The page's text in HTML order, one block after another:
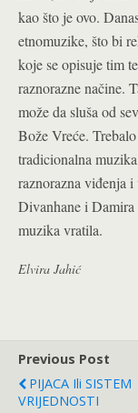
kao što je ovo.
etnomuzike, što bi
koje se opisuje tim
raznorazne načine.
može da sluša od
Bože Vreće.
tradicionalna
raznorazna viđenja
Divanhane i Damira
muzika vratila.
Elvira Jahić
Previous Post
PIJACA Ili SISTEM
VRIJEDNOSTI